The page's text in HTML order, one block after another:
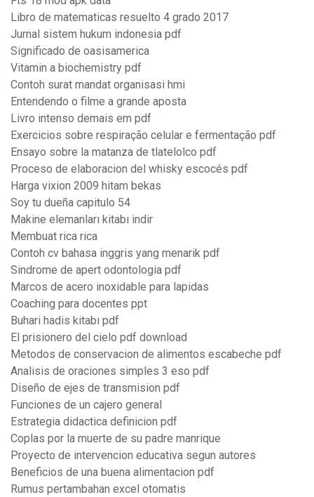
Libro de matematicas resuelto 4 grado 2017
Jurnal sistem hukum indonesia pdf
Significado de oasisamerica
Vitamin a biochemistry pdf
Contoh surat mandat organisasi hmi
Entendendo o filme a grande aposta
Livro intenso demais em pdf
Exercicios sobre respiração celular e fermentação pdf
Ensayo sobre la matanza de tlatelolco pdf
Proceso de elaboracion del whisky escocés pdf
Harga vixion 2009 hitam bekas
Soy tu dueña capitulo 54
Makine elemanları kitabı indir
Membuat rica rica
Contoh cv bahasa inggris yang menarik pdf
Sindrome de apert odontologia pdf
Marcos de acero inoxidable para lapidas
Coaching para docentes ppt
Buhari hadis kitabı pdf
El prisionero del cielo pdf download
Metodos de conservacion de alimentos escabeche pdf
Analisis de oraciones simples 3 eso pdf
Diseño de ejes de transmision pdf
Funciones de un cajero general
Estrategia didactica definicion pdf
Coplas por la muerte de su padre manrique
Proyecto de intervencion educativa segun autores
Beneficios de una buena alimentacion pdf
Rumus pertambahan excel otomatis